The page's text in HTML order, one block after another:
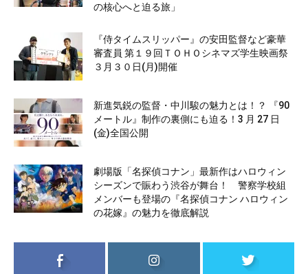
の核心へと迫る旅」
『侍タイムスリッパー』の安田監督など豪華
審査員 第１９回ＴＯＨＯシネマズ学生映画祭
３月３０日(月)開催
新進気鋭の監督・中川駿の魅力とは！？ 『90
メートル』制作の裏側にも迫る！3 月 27 日
(金)全国公開
劇場版「名探偵コナン」最新作はハロウィン
シーズンで賑わう渋谷が舞台！ 警察学校組
メンバーも登場の『名探偵コナン ハロウィン
の花嫁』の魅力を徹底解説